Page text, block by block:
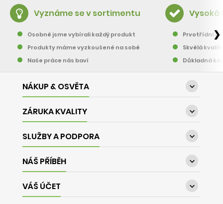
Vyznáme se v sortimentu
Osobně jsme vybírali každý produkt
Produkty máme vyzkoušené na sobě
Naše práce nás baví
Vysoká
Prvotřídní
Skvělá
Důkladná
❯
NÁKUP & OSVĚTA 
ZÁRUKA KVALITY 
SLUŽBY A PODPORA 
NÁŠ PŘÍBĚH 
VÁŠ ÚČET 